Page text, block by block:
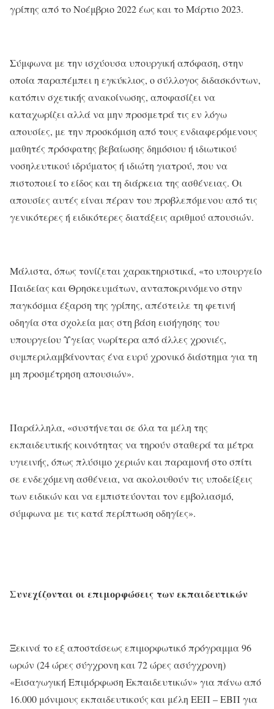
γρίπης από το Νοέμβριο 2022 έως και το Μάρτιο 2023.
Σύμφωνα με την ισχύουσα υπουργική απόφαση, στην
οποία παραπέμπει η εγκύκλιος, ο σύλλογος διδασκόντων,
κατόπιν σχετικής ανακοίνωσης, αποφασίζει να
καταχωρίζει αλλά να μην προσμετρά τις εν λόγω
απουσίες, με την προσκόμιση από τους ενδιαφερόμενους
μαθητές πρόσφατης βεβαίωσης δημόσιου ή ιδιωτικού
νοσηλευτικού ιδρύματος ή ιδιώτη γιατρού, που να
πιστοποιεί το είδος και τη διάρκεια της ασθένειας. Οι
απουσίες αυτές είναι πέραν του προβλεπόμενου από τις
γενικότερες ή ειδικότερες διατάξεις αριθμού απουσιών.
Μάλιστα, όπως τονίζεται χαρακτηριστικά, «το υπουργείο
Παιδείας και Θρησκευμάτων, ανταποκρινόμενο στην
παγκόσμια έξαρση της γρίπης, απέστειλε τη φετινή
οδηγία στα σχολεία μας στη βάση εισήγησης του
υπουργείου Υγείας νωρίτερα από άλλες χρονιές,
συμπεριλαμβάνοντας ένα ευρύ χρονικό διάστημα για τη
μη προσμέτρηση απουσιών».
Παράλληλα, «συστήνεται σε όλα τα μέλη της
εκπαιδευτικής κοινότητας να τηρούν σταθερά τα μέτρα
υγιεινής, όπως πλύσιμο χεριών και παραμονή στο σπίτι
σε ενδεχόμενη ασθένεια, να ακολουθούν τις υποδείξεις
των ειδικών και να εμπιστεύονται τον εμβολιασμό,
σύμφωνα με τις κατά περίπτωση οδηγίες».
Συνεχίζονται οι επιμορφώσεις των εκπαιδευτικών
Ξεκινά το εξ αποστάσεως επιμορφωτικό πρόγραμμα 96
ωρών (24 ώρες σύγχρονη και 72 ώρες ασύγχρονη)
«Εισαγωγική Επιμόρφωση Εκπαιδευτικών» για πάνω από
16.000 μόνιμους εκπαιδευτικούς και μέλη ΕΕΠ – ΕΒΠ για